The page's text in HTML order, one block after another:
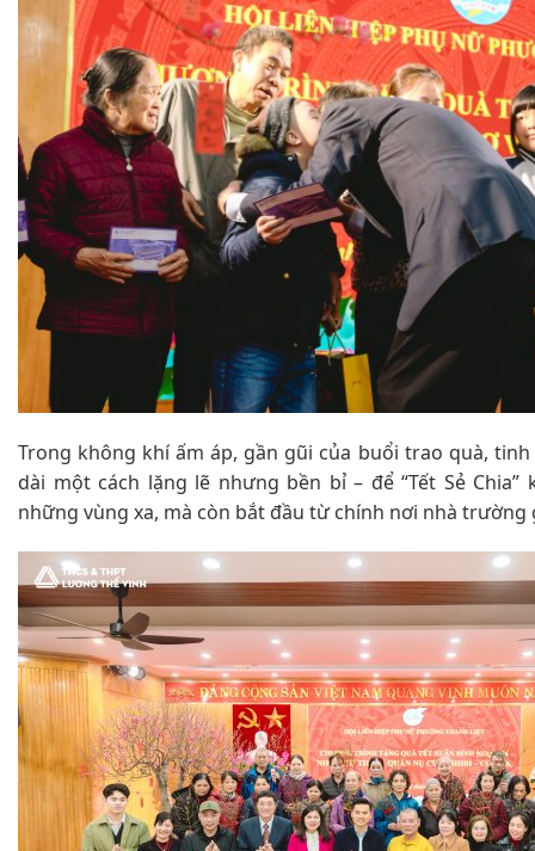
Trong không khí ấm áp, gần gũi của buổi trao quà,
dài một cách lặng lẽ nhưng bền bỉ – để “Tết Sẻ
những vùng xa, mà còn bắt đầu từ chính nơi nhà trường